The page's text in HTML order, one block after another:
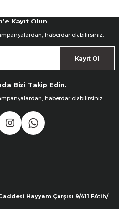
Kayıt Olun
haberdar olabilirsiniz.
Kayıt Ol
Bizi Takip Edin.
haberdar olabilirsiniz.
Hayyam Çarşısı 9/411 FAtih/